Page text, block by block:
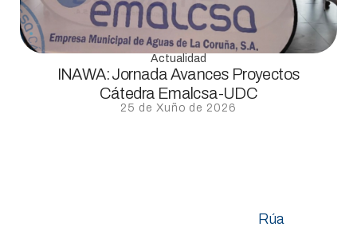
Actualidad
INAWA: Jornada Avances Proyectos
Cátedra Emalcsa-UDC
25 de Xuño de 2026
Rúa